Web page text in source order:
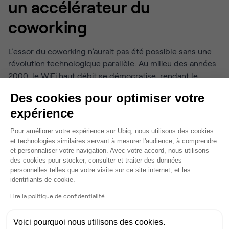
un accélérateur du
coworking
L’essor du coworking n’aurait pas été possible sans une
révolution technologique parallèle. Au milieu des années
2000, le WiFi haut débit se démocratise, rendant le
À la même période, les ordinateurs portables deviennent
plus légers et abordables, facilitant le travail en dehors
des bureaux classiques.
Les premiers outils collaboratifs en ligne, comme Skype
pour les appels vidéo ou Google Docs pour l’édition
partagée, ouvrent la voie à une nouvelle organisation
tendance. Le coworking s’impose alors comme un
Des cookies pour optimiser votre
expérience
Plateforme de Gestion du
Pour améliorer votre expérience sur Ubiq, nous utilisons des cookies
et technologies similaires servant à mesurer l'audience, à comprendre
et personnaliser votre navigation. Avec votre accord, nous utilisons
des cookies pour stocker, consulter et traiter des données
personnelles telles que votre visite sur ce site internet, et les
identifiants de cookie.
Lire la politique de confidentialité
Voici pourquoi nous utilisons des cookies.